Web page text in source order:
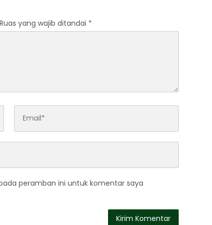
Ruas yang wajib ditandai *
peramban ini untuk komentar saya